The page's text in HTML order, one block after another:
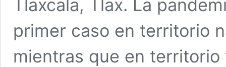
Tlaxcala, Tlax. La
primer caso en territorio
mientras que en